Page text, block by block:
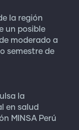
la región
un posible
moderado a
semestre de
la
en salud
MINSA Perú